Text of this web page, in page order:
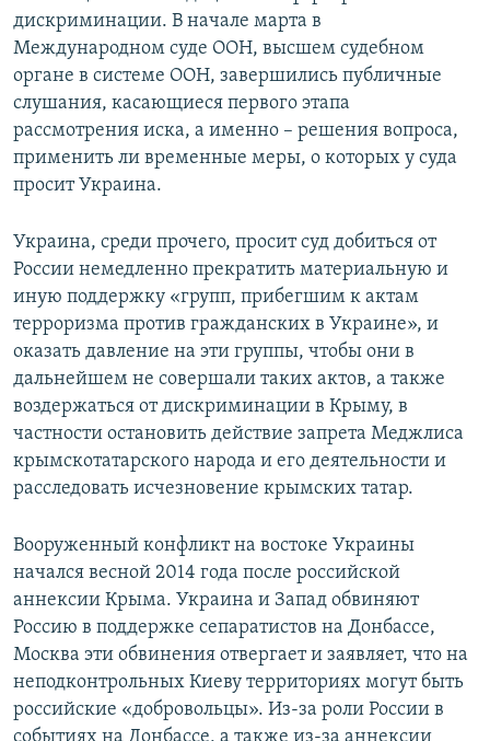
дискриминации. В начале марта в
Международном суде ООН, высшем судебном
органе в системе ООН, завершились публичные
слушания, касающиеся первого этапа
рассмотрения иска, а именно – решения вопроса,
применить ли временные меры, о которых у суда
просит Украина.
Украина, среди прочего, просит суд добиться от
России немедленно прекратить материальную и
иную поддержку «групп, прибегшим к актам
терроризма против гражданских в Украине», и
оказать давление на эти группы, чтобы они в
дальнейшем не совершали таких актов, а также
воздержаться от дискриминации в Крыму, в
частности остановить действие запрета Меджлиса
крымскотатарского народа и его деятельности и
расследовать исчезновение крымских татар.
Вооруженный конфликт на востоке Украины
начался весной 2014 года после российской
аннексии Крыма. Украина и Запад обвиняют
Россию в поддержке сепаратистов на Донбассе,
Москва эти обвинения отвергает и заявляет, что на
неподконтрольных Киеву территориях могут быть
российские «добровольцы». Из-за роли России в